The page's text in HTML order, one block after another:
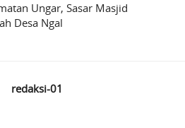
Ungar, Sasar Masjid
Desa Ngal
redaksi-01